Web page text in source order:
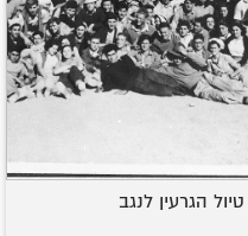
טיול הגרעין לנגב